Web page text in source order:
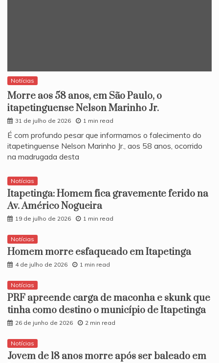
Notícias
Morre aos 58 anos, em São Paulo, o
itapetinguense Nelson Marinho Jr.
31 de julho de 2026 1 min read
​É com profundo pesar que informamos o falecimento do
itapetinguense Nelson Marinho Jr., aos 58 anos, ocorrido
na madrugada desta
Notícias
Itapetinga: Homem fica gravemente ferido na
Av. Américo Nogueira
19 de julho de 2026 1 min read
Notícias
Homem morre esfaqueado em Itapetinga
4 de julho de 2026 1 min read
Notícias
PRF apreende carga de maconha e skunk que
tinha como destino o município de Itapetinga
26 de junho de 2026 2 min read
Notícias
​Jovem de 18 anos morre após ser baleado em